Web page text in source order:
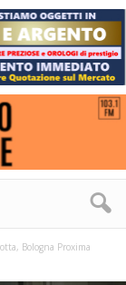
Bologna Proxima